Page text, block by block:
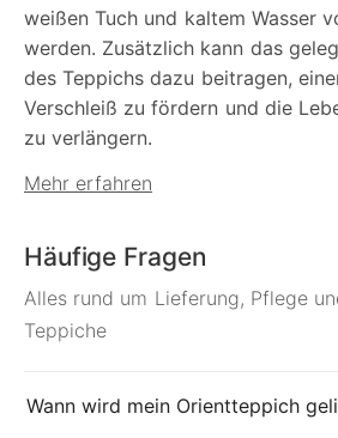
weißen Tuch und kaltem Wasser
werden. Zusätzlich kann das
des Teppichs dazu beitragen,
Verschleiß zu fördern und die
zu verlängern.
Mehr erfahren
Häufige Fragen
Alles rund um Lieferung, Pflege
Teppiche
Wann wird mein Orientteppich